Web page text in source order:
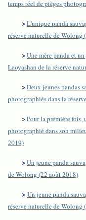
temps réel de pièges
>L'unique panda
réserve naturelle de Wolong
>Une mère panda et
Laoyashan de la réserve
>Deux jeunes pandas
photographiés dans la
>Pour la première fois,
photographié dans son
2019)
>Un jeune panda
de Wolong (22 août 2018)
> Un jeune panda
réserve naturelle de